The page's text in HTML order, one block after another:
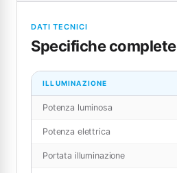
DATI TECNICI
Specifiche complete
ILLUMINAZIONE
Potenza luminosa
Potenza elettrica
Portata illuminazione